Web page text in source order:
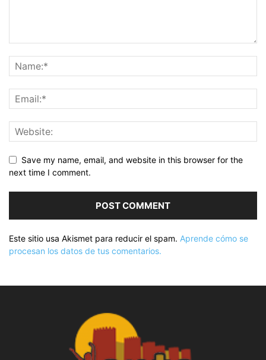
Save my name, email, and website in this browser for the
next time I comment.
Este sitio usa Akismet para reducir el spam. Aprende cómo se
procesan los datos de tus comentarios.